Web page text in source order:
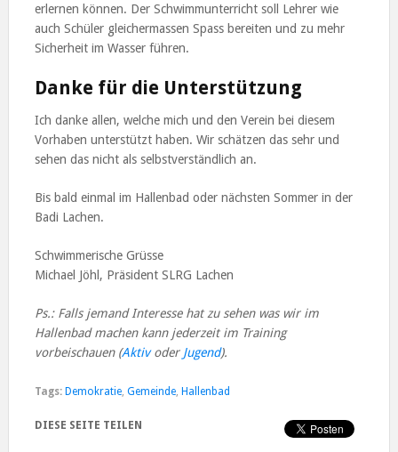
erlernen können. Der Schwimmunterricht soll Lehrer wie
auch Schüler gleichermassen Spass bereiten und zu mehr
Sicherheit im Wasser führen.
Danke für die Unterstützung
Ich danke allen, welche mich und den Verein bei diesem
Vorhaben unterstützt haben. Wir schätzen das sehr und
sehen das nicht als selbstverständlich an.
Bis bald einmal im Hallenbad oder nächsten Sommer in der
Badi Lachen.
Schwimmerische Grüsse
Michael Jöhl, Präsident SLRG Lachen
Ps.: Falls jemand Interesse hat zu sehen was wir im
Hallenbad machen kann jederzeit im Training
vorbeischauen (Aktivoder Jugend).
Tags: Demokratie, Gemeinde, Hallenbad
DIESE SEITE TEILEN